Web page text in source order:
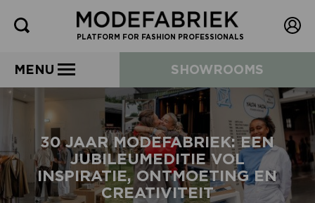
PLATFORM FOR FASHION PROFESSIONALS
MENU SHOWROOMS
30 JAAR MODEFABRIEK: EEN
JUBILEUMEDITIE VOL
INSPIRATIE, ONTMOETING EN
CREATIVITEIT